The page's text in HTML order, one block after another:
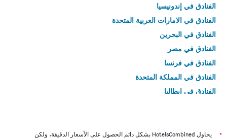
الفنادق في إندونيسيا
الفنادق في الامارات العربية المتحدة
الفنادق في البحرين
الفنادق في مصر
الفنادق في فرنسا
الفنادق في المملكة المتحدة
الفنادق في إيطاليا
* يحاول HotelsCombined بشكل دائم الحصول على الأسعار الدقيقة، ولكن